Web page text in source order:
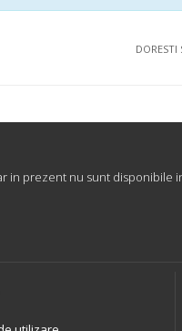
DORESTI
in prezent nu sunt disponibile